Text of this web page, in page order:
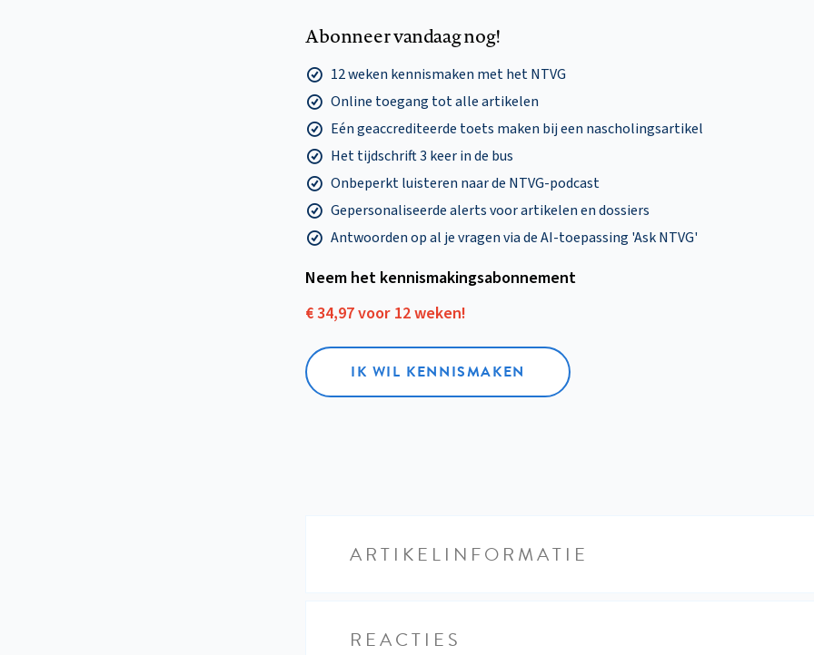
Abonneer vandaag nog!
12 weken kennismaken met het NTVG
Online toegang tot alle artikelen
Eén geaccrediteerde toets maken bij een nascholingsartikel
Het tijdschrift 3 keer in de bus
Onbeperkt luisteren naar de NTVG-podcast
Gepersonaliseerde alerts voor artikelen en dossiers
Antwoorden op al je vragen via de AI-toepassing 'Ask NTVG'
Neem het kennismakings­abonnement
€ 34,97 voor 12 weken!
IK WIL KENNISMAKEN
ARTIKELINFORMATIE
REACTIES